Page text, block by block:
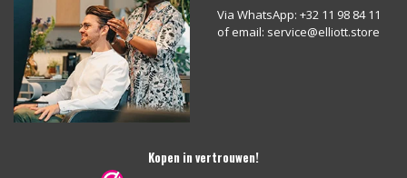
Via WhatsApp: +32 11 98 84 11
of email: service@elliott.store
Kopen in vertrouwen!